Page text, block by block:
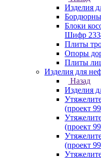
Изделия
Блоки
Шифр
Плиты
Опоры
Плиты
Изделия для
Назад
Изделия
(проект
(проект
(проект